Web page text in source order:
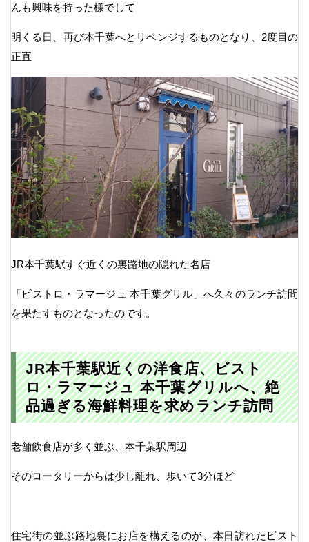
んも興味を持った様でして
明くる日、再び本千葉へとリベンジするものとなり、2度目の
正直
JR本千葉駅すぐ近くの裏路地の隠れた名店
「ビストロ・ラマージュ 本千葉グリル」へ久々のランチ訪問
を果たすものとなったのです。
JR本千葉駅近くの洋食店、ビスト
ロ・ラマージュ 本千葉グリルへ、絶
品過ぎる海鮮料理を求めランチ訪問
老舗飲食店が多く並ぶ、本千葉駅周辺
そのロータリーからは少し離れ、歩いて3分ほど
住宅街の並ぶ路地裏にお店を構えるのが、本日訪れたビスト